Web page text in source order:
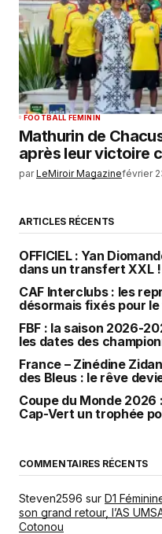
FOOTBALL FEMININ
Mathurin de
après leur victoire
par LeMiroir Magazinefévrier
ARTICLES RÉCENTS
OFFICIEL : Yan
dans un transfert XXL !
CAF Interclubs : les
désormais fixés pour
FBF : la saison 2026-
les dates des
France – Zinédine
des Bleus : le rêve
Coupe du Monde 2026
Cap-Vert un trophée
COMMENTAIRES RÉCENTS
Steven2596 sur D1
son grand retour, l’AS
Cotonou